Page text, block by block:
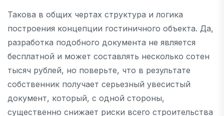
Такова в общих чертах структура и логика
построения концепции гостиничного объекта. Да,
разработка подобного документа не является
бесплатной и может составлять несколько сотен
тысяч рублей, но поверьте, что в результате
собственник получает серьезный увесистый
документ, который, с одной стороны,
существенно снижает риски всего строительства